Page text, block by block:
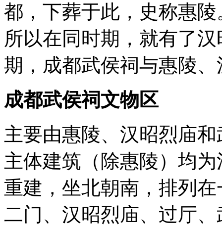
都，下葬于此，史称惠
所以在同时期，就有了
期，成都武侯祠与惠陵
成都武侯祠文物区
主要由惠陵、汉昭烈庙
主体建筑（除惠陵）均
重建，坐北朝南，排列
二门、汉昭烈庙、过厅